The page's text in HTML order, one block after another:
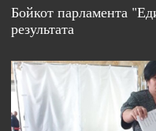
Бойкот парламента
результата